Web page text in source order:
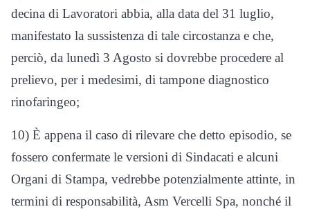
decina di Lavoratori abbia, alla data del 31 luglio,
manifestato la sussistenza di tale circostanza e che,
perciò, da lunedì 3 Agosto si dovrebbe procedere al
prelievo, per i medesimi, di tampone diagnostico
rinofaringeo;
10) È appena il caso di rilevare che detto episodio, se
fossero confermate le versioni di Sindacati e alcuni
Organi di Stampa, vedrebbe potenzialmente attinte, in
termini di responsabilità, Asm Vercelli Spa, nonché il